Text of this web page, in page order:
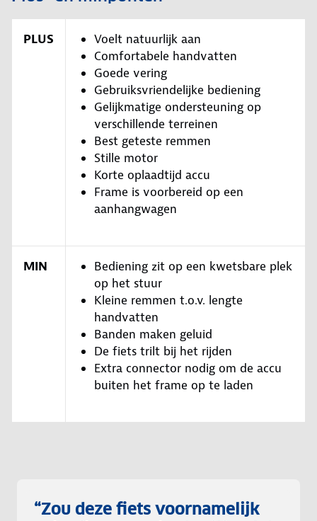
PLUS
Voelt natuurlijk aan
Comfortabele handvatten
Goede vering
Gebruiksvriendelijke bediening
Gelijkmatige ondersteuning op
verschillende terreinen
Best geteste remmen
Stille motor
Korte oplaadtijd accu
Frame is voorbereid op een
aanhangwagen
MIN
Bediening zit op een kwetsbare plek
op het stuur
Kleine remmen t.o.v. lengte
handvatten
Banden maken geluid
De fiets trilt bij het rijden
Extra connector nodig om de accu
buiten het frame op te laden
“Zou deze fiets voornamelijk